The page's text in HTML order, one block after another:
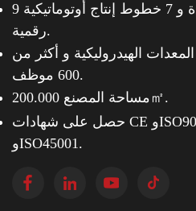
و
7 خطوط إنتاج أوتوماتيكية
رقمية.
أكثر من
600 موظف.
مساحة المصنع 200.000㎡.
حصل على شهادات CE وISO9001 وISO14001
وISO45001.